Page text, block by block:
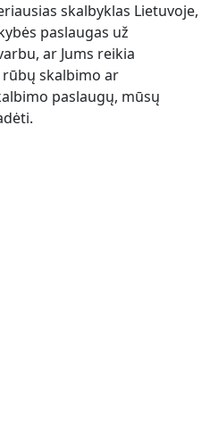
skalbyklas Lietuvoje,
paslaugas už
ar Jums reikia
skalbimo ar
paslaugų, mūsų